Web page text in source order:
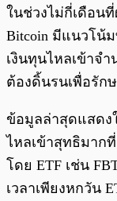
ในช่วงไม่กี่เดือนที่
Bitcoin มีแนวโน้
เงินทุนไหลเข้าจ
ต้องดิ้นรนเพื่อรัก
ข้อมูลล่าสุดแสดง
ไหลเข้าสุทธิมาก
โดย ETF เช่น
เวลาเพียงหกวัน